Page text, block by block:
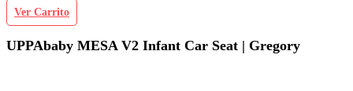
Ver Carrito
UPPAbaby MESA V2 Infant Car Seat | Gregory